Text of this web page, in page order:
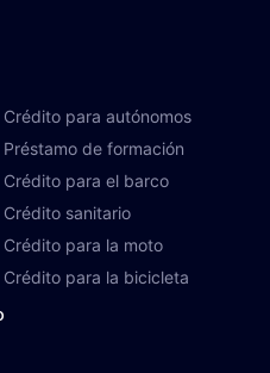
Crédito para autónomos
Préstamo de formación
Crédito para el barco
Crédito sanitario
Crédito para la moto
Crédito para la bicicleta